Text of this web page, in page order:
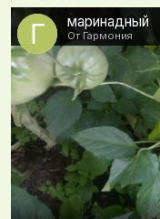
маринадный
От Гармония